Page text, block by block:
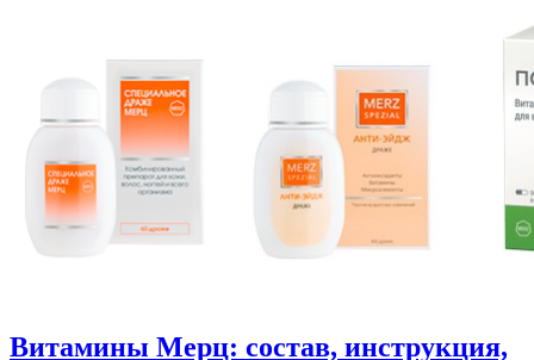
Витамины Мерц: состав, инструкция,